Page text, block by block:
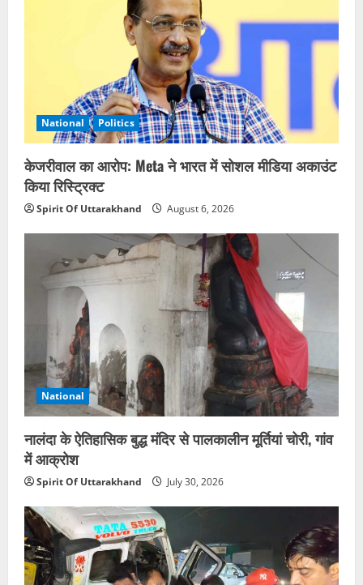
National Politics
केजरीवाल का आरोप: Meta ने भारत में सोशल मीडिया अकाउंट
किया रिस्ट्रिक्ट
Spirit Of Uttarakhand August 6, 2026
National
नालंदा के ऐतिहासिक बुद्ध मंदिर से पालकालीन मूर्तियां चोरी, गांव
में आक्रोश
Spirit Of Uttarakhand July 30, 2026